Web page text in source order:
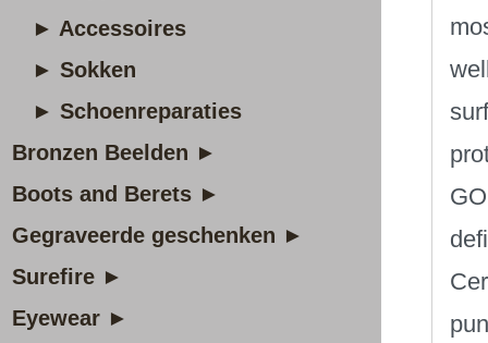
► Accessoires
► Sokken
► Schoenreparaties
Bronzen Beelden ►
Boots and Berets ►
Gegraveerde geschenken ►
Surefire ►
Eyewear ►